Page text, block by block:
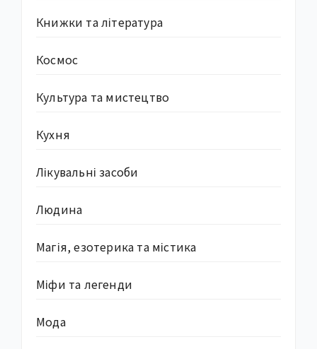
Книжки та література
Космос
Культура та мистецтво
Кухня
Лікувальні засоби
Людина
Магія, езотерика та містика
Міфи та легенди
Мода